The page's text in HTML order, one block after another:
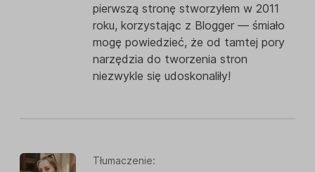
pierwszą stronę stworzyłem w 2011
roku, korzystając z Blogger — śmiało
mogę powiedzieć, że od tamtej pory
narzędzia do tworzenia stron
niezwykle się udoskonaliły!
Tłumaczenie: